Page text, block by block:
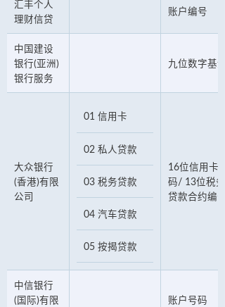
汇丰个人
理财信贷
账户编号
中国建设
银行(亚洲)
银行服务
九位数字基
大众银行
(香港)有限
公司
01 信用卡
02 私人贷款
03 税务贷款
04 汽车贷款
05 按揭贷款
16位信用卡
码/ 13位税
贷款合约编
中信银行
(国际)有限
账户号码